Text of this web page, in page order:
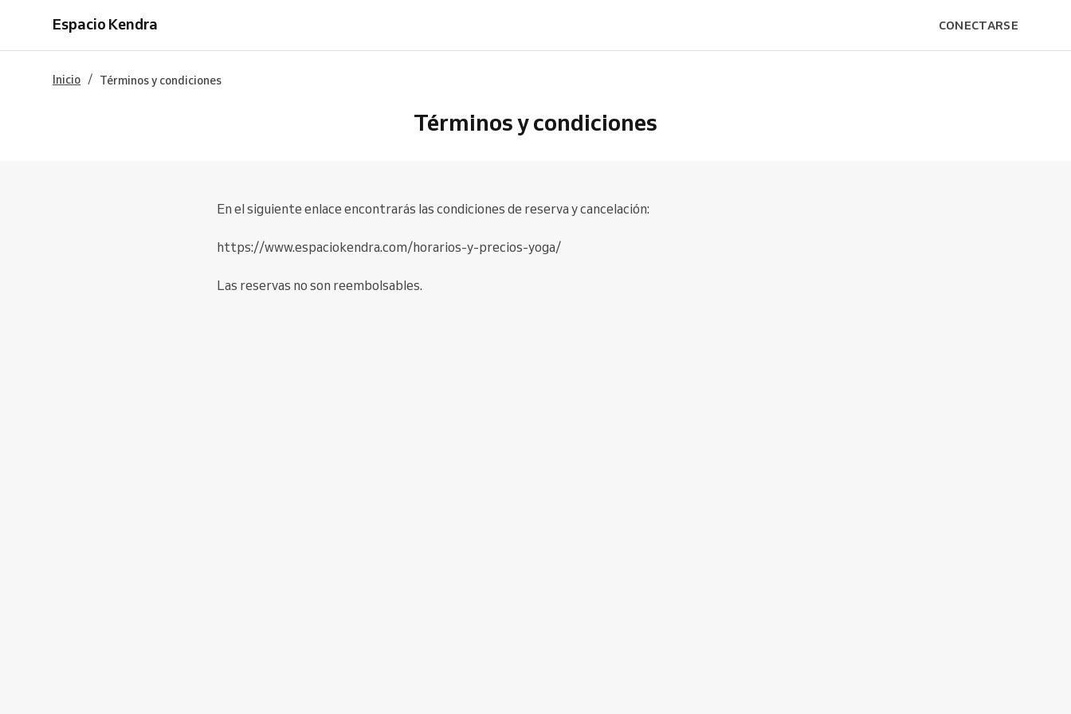
Espacio Kendra CONECTARSE
Inicio / Términos y condiciones
Términos y condiciones
En el siguiente enlace encontrarás las condiciones de reserva y cancelación:
https://www.espaciokendra.com/horarios-y-precios-yoga/
Las reservas no son reembolsables.